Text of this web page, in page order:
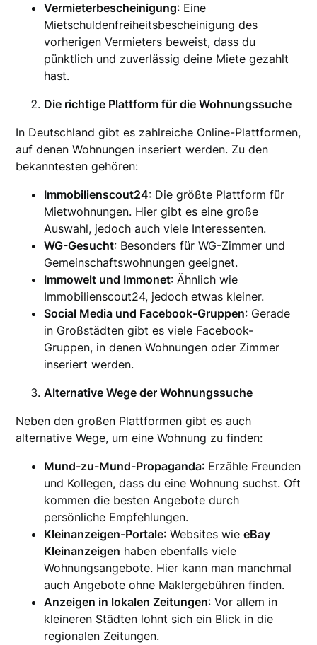
Vermieterbescheinigung: Eine
Mietschuldenfreiheitsbescheinigung des
vorherigen Vermieters beweist, dass du
pünktlich und zuverlässig deine Miete gezahlt
hast.
Die richtige Plattform für die Wohnungssuche
In Deutschland gibt es zahlreiche Online-Plattformen,
auf denen Wohnungen inseriert werden. Zu den
bekanntesten gehören:
Immobilienscout24: Die größte Plattform für
Mietwohnungen. Hier gibt es eine große
Auswahl, jedoch auch viele Interessenten.
WG-Gesucht: Besonders für WG-Zimmer und
Gemeinschaftswohnungen geeignet.
Immowelt und Immonet: Ähnlich wie
Immobilienscout24, jedoch etwas kleiner.
Social Media und Facebook-Gruppen: Gerade
in Großstädten gibt es viele Facebook-
Gruppen, in denen Wohnungen oder Zimmer
inseriert werden.
Alternative Wege der Wohnungssuche
Neben den großen Plattformen gibt es auch
alternative Wege, um eine Wohnung zu finden:
Mund-zu-Mund-Propaganda: Erzähle Freunden
und Kollegen, dass du eine Wohnung suchst. Oft
kommen die besten Angebote durch
persönliche Empfehlungen.
Kleinanzeigen-Portale: Websites wieeBay
Kleinanzeigen haben ebenfalls viele
Wohnungsangebote. Hier kann man manchmal
auch Angebote ohne Maklergebühren finden.
Anzeigen in lokalen Zeitungen: Vor allem in
kleineren Städten lohnt sich ein Blick in die
regionalen Zeitungen.